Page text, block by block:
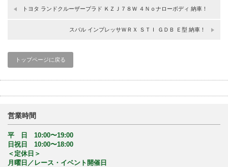
トヨタ ランドクルーザープラド ＫＺＪ７８Ｗ ４Ｎｏナローボディ 納車！
スバル インプレッサＷＲＸ ＳＴＩ ＧＤＢ Ｅ型 納車！
トップページに戻る
営業時間
平 日 10:00〜19:00
日祝日 10:00〜18:00
＜定休日＞
月曜日／レース・イベント開催日